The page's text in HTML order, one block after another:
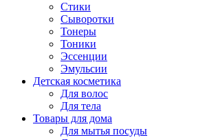
Стики
Сыворотки
Тонеры
Тоники
Эссенции
Эмульсии
Детская косметика
Для волос
Для тела
Товары для дома
Для мытья посуды